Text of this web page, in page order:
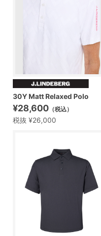
30Y Matt Relaxed Polo
¥28,600 （税込）
税抜 ¥26,000